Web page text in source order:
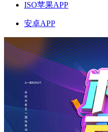
ISO苹果APP
安卓APP